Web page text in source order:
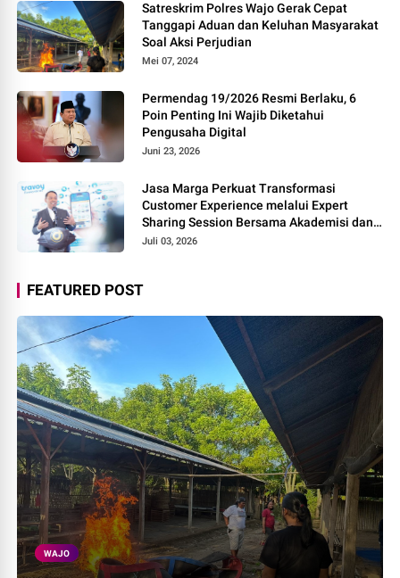
Satreskrim Polres Wajo Gerak Cepat
Tanggapi Aduan dan Keluhan Masyarakat
Soal Aksi Perjudian
Mei 07, 2024
Permendag 19/2026 Resmi Berlaku, 6
Poin Penting Ini Wajib Diketahui
Pengusaha Digital
Juni 23, 2026
Jasa Marga Perkuat Transformasi
Customer Experience melalui Expert
Sharing Session Bersama Akademisi dan
Praktisi
Juli 03, 2026
FEATURED POST
WAJO